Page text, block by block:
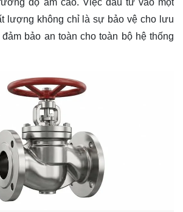
độ ẩm cao. Việc đầu tư vào một
lượng không chỉ là sự bảo vệ cho lưu
bảo an toàn cho toàn bộ hệ thống